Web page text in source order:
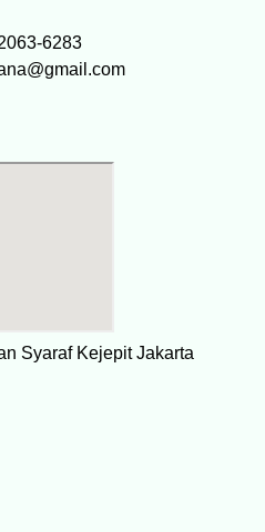
6283
Syaraf Kejepit Jakarta